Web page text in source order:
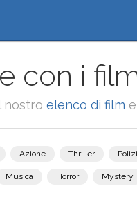
con i
nostro elenco di film
Azione Thriller
Musica Horror Mystery